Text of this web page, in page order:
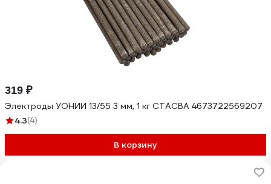
319 ₽
Электроды УОНИИ 13/55 3 мм, 1 кг СТАСВА 4673722569207
4.3(4)
В корзину